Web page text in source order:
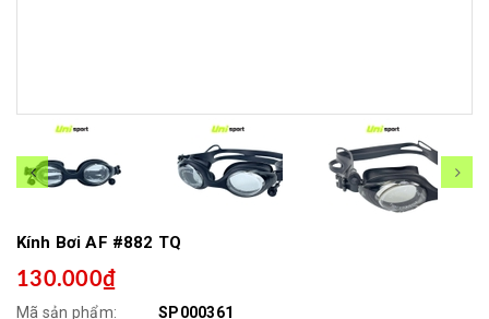
Kính Bơi AF #882 TQ
130.000₫
Mã sản phẩm:
SP000361